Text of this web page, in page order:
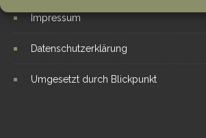
Impressum
Datenschutzerklärung
Umgesetzt durch Blickpunkt